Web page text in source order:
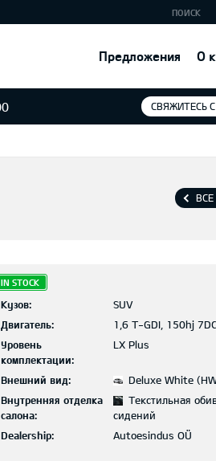
Предложения О
СВЯЖИТЕСЬ
IN STOCK
Кузов:
SUV
Двигатель:
1,6 T-GDI, 150hj
Уровень
комплектации:
LX Plus
Внешний вид:
Deluxe White
Внутренняя отделка
салона:
Текстильная
сидений
Dealership:
Autoesindus OÜ